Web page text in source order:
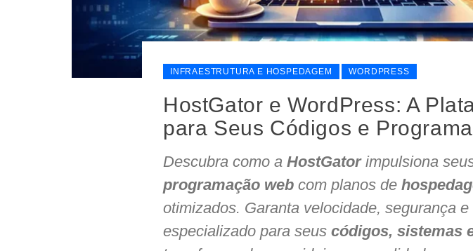
INFRAESTRUTURA E HOSPEDAGEM WORDPRESS
HostGator e WordPress: A
para Seus Códigos e
Descubra como a HostGatorimpulsiona
programação web com planos de
otimizados. Garanta velocidade, segurança e
especializado para seus códigos, sistemas